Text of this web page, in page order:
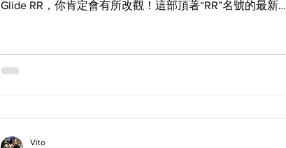
Glide RR，你肯定會有所改觀！這部頂著“RR”名號的最新產
Vito